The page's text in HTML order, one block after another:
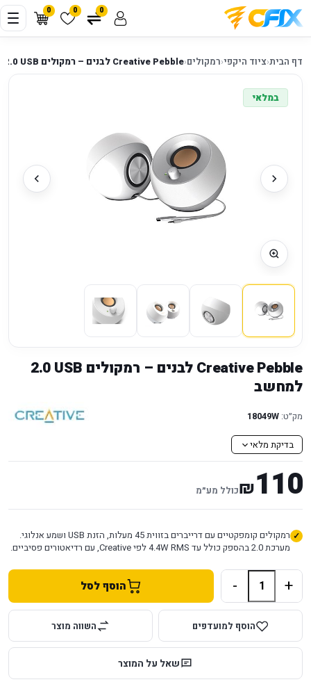
0 0 0
דף הבית‹ציוד היקפי‹רמקולים‹Creative Pebble לבנים – רמקולים USB ‏2.0 למחשב
במלאי
Creative Pebble לבנים – רמקולים USB ‏2.0
למחשב
מק״ט: 18049W
בדיקת מלאי
110
₪כולל מע״מ
רמקולים קומפקטיים עם דרייברים בזווית 45 מעלות, הזנת USB ושמע אנלוגי.
מערכת 2.0 בהספק כולל עד 4.4W RMS לפי Creative, עם רדיאטורים פסיביים.
+
- הוסף לסל
הוסף למועדפים השווה מוצר
שאל על המוצר